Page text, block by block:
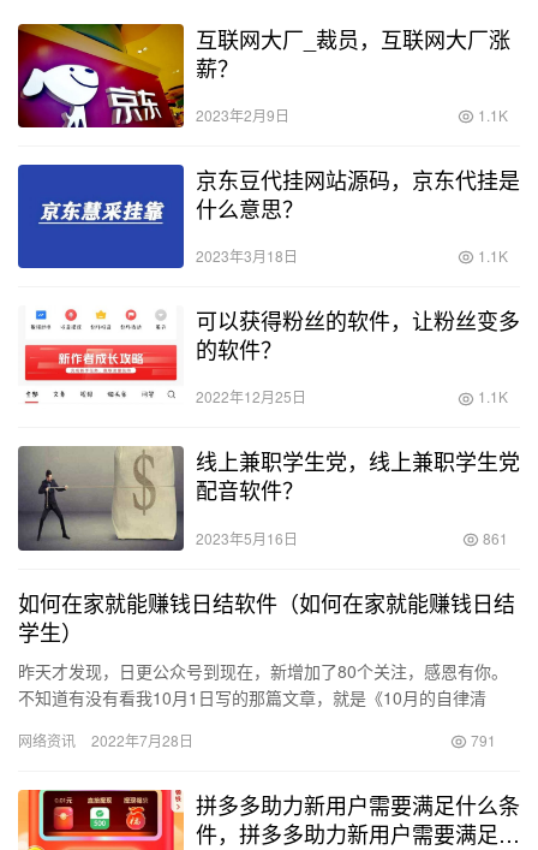
互联网大厂_裁员，互联网大厂涨
薪？
2023年2月9日 1.1K
京东豆代挂网站源码，京东代挂是
什么意思？
2023年3月18日 1.1K
可以获得粉丝的软件，让粉丝变多
的软件？
2022年12月25日 1.1K
线上兼职学生党，线上兼职学生党
配音软件？
2023年5月16日 861
如何在家就能赚钱日结软件（如何在家就能赚钱日结
学生）
昨天才发现，日更公众号到现在，新增加了80个关注，感恩有你。
不知道有没有看我10月1日写的那篇文章，就是《10月的自律清
系…
网络资讯 2022年7月28日 791
拼多多助力新用户需要满足什么条
件，拼多多助力新用户需要满足什